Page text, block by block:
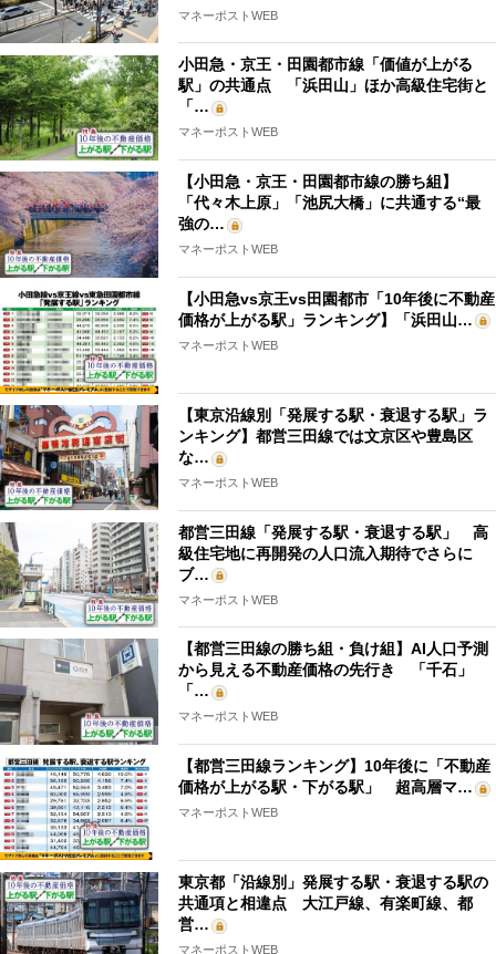
マネーポストWEB
小田急・京王・田園都市線「価値が上がる
駅」の共通点 「浜田山」ほか高級住宅街と
「…
マネーポストWEB
【小田急・京王・田園都市線の勝ち組】
「代々木上原」「池尻大橋」に共通する“最
強の…
マネーポストWEB
【小田急vs京王vs田園都市「10年後に不動産
価格が上がる駅」ランキング】「浜田山…
マネーポストWEB
【東京沿線別「発展する駅・衰退する駅」ラ
ンキング】都営三田線では文京区や豊島区
な…
マネーポストWEB
都営三田線「発展する駅・衰退する駅」 高
級住宅地に再開発の人口流入期待でさらに
ブ…
マネーポストWEB
【都営三田線の勝ち組・負け組】AI人口予測
から見える不動産価格の先行き 「千石」
「…
マネーポストWEB
【都営三田線ランキング】10年後に「不動産
価格が上がる駅・下がる駅」 超高層マ…
マネーポストWEB
東京都「沿線別」発展する駅・衰退する駅の
共通項と相違点 大江戸線、有楽町線、都
営…
マネーポストWEB